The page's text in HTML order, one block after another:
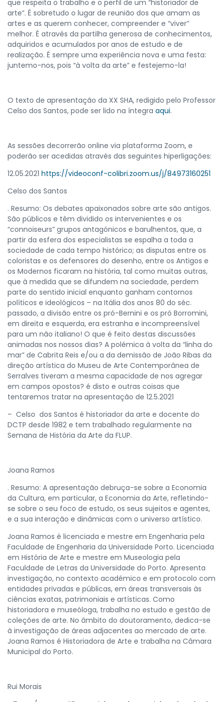
que respeita o trabalho e o perfil de um “historiador de
arte”. É sobretudo o lugar de reunião dos que amam as
artes e as querem conhecer, compreender e “viver”
melhor. É através da partilha generosa de conhecimentos,
adquiridos e acumulados por anos de estudo e de
realização. É sempre uma experiência nova e uma festa:
juntemo-nos, pois “à volta da arte” e festejemo-la!
O texto de apresentação da XX SHA, redigido pelo Professor
Celso dos Santos, pode ser lido na íntegra aqui.
As sessões decorrerão online via plataforma Zoom, e
poderão ser acedidas através das seguintes hiperligações:
12.05.2021 https://videoconf-colibri.zoom.us/j/84973160251
Celso dos Santos
. Resumo: Os debates apaixonados sobre arte são antigos.
São públicos e têm dividido os intervenientes e os
“connoiseurs” grupos antagónicos e barulhentos, que, a
partir da esfera dos especialistas se espalha a toda a
sociedade de cada tempo histórico; as disputas entre os
coloristas e os defensores do desenho, entre os Antigos e
os Modernos ficaram na história, tal como muitas outras,
que à medida que se difundem na sociedade, perdem
parte do sentido inicial enquanto ganham contornos
políticos e ideológicos – na Itália dos anos 80 do séc.
passado, a divisão entre os pró-Bernini e os pró Borromini,
em direita e esquerda, era estranha e incompreensível
para um não italiano! O que é feito destas discussões
animadas nos nossos dias? A polémica à volta da “linha do
mar” de Cabrita Reis e/ou a da demissão de João Ribas da
direção artística do Museu de Arte Contemporânea de
Serralves tiveram a mesma capacidade de nos agregar
em campos opostos? é disto e outras coisas que
tentaremos tratar na apresentação de 12.5.2021
– Celso dos Santos é historiador da arte e docente do
DCTP desde 1982 e tem trabalhado regularmente na
Semana de História da Arte da FLUP.
Joana Ramos
. Resumo: A apresentação debruça-se sobre a Economia
da Cultura, em particular, a Economia da Arte, refletindo-
se sobre o seu foco de estudo, os seus sujeitos e agentes,
e a sua interação e dinâmicas com o universo artístico.
Joana Ramos é licenciada e mestre em Engenharia pela
Faculdade de Engenharia da Universidade Porto. Licenciada
em História de Arte e mestre em Museologia pela
Faculdade de Letras da Universidade do Porto. Apresenta
investigação, no contexto académico e em protocolo com
entidades privadas e públicas, em áreas transversais às
ciências exatas, patrimoniais e artísticas. Como
historiadora e museóloga, trabalha no estudo e gestão de
coleções de arte. No âmbito do doutoramento, dedica-se
à investigação de áreas adjacentes ao mercado de arte.
Joana Ramos é Historiadora de Arte e trabalha na Câmara
Municipal do Porto.
Rui Morais